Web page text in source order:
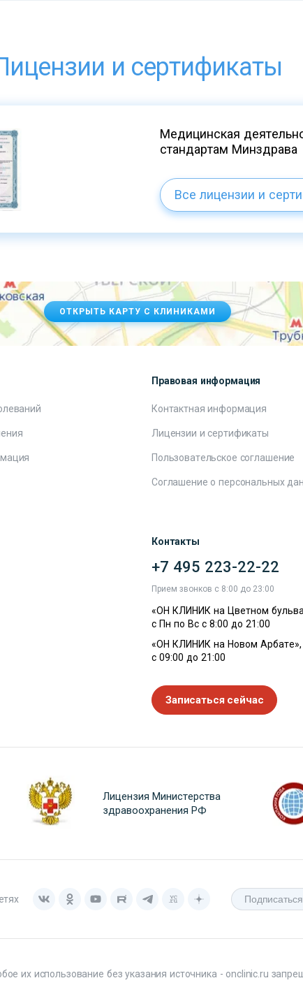
и сертификаты
Медицинская
стандартам Минздрава
Все лицензии и
ОТКРЫТЬ КАРТУ С КЛИНИКАМИ
Правовая информация
Контактная информация
Лицензии и сертификаты
Пользовательское соглашение
Соглашение о персональных
Контакты
+7 495 223-22-22
Прием звонков с 8:00 до 23:00
«ОН КЛИНИК на Цветном
с Пн по Вс с 8:00 до 21:00
«ОН КЛИНИК на Новом
с 09:00 до 21:00
Записаться сейчас
Лицензия Министерства
здравоохранения РФ
их использование без указания источника - onclinic.ru